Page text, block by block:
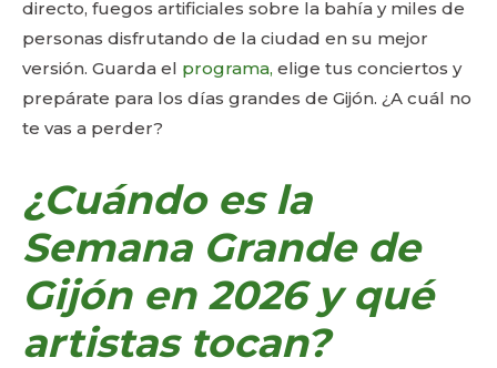
directo, fuegos artificiales sobre la bahía y miles de
personas disfrutando de la ciudad en su mejor
versión. Guarda el programa, elige tus conciertos y
prepárate para los días grandes de Gijón. ¿A cuál no
te vas a perder?
¿Cuándo es la
Semana Grande de
Gijón en 2026 y qué
artistas tocan?